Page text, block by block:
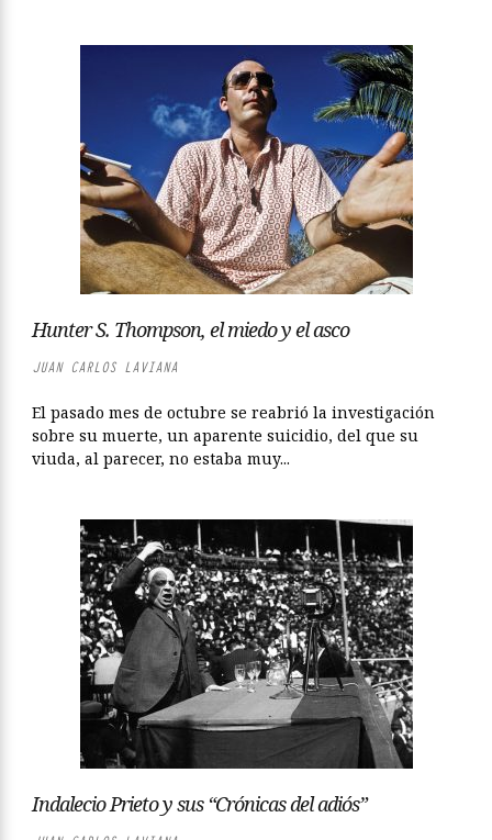
Hunter S. Thompson, el miedo y el asco
JUAN CARLOS LAVIANA
El pasado mes de octubre se reabrió la investigación
sobre su muerte, un aparente suicidio, del que su
viuda, al parecer, no estaba muy...
Indalecio Prieto y sus “Crónicas del adiós”